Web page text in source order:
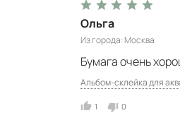
Ольга
Из города Москва
Бумага очень
Альбом-склейка для
1 0